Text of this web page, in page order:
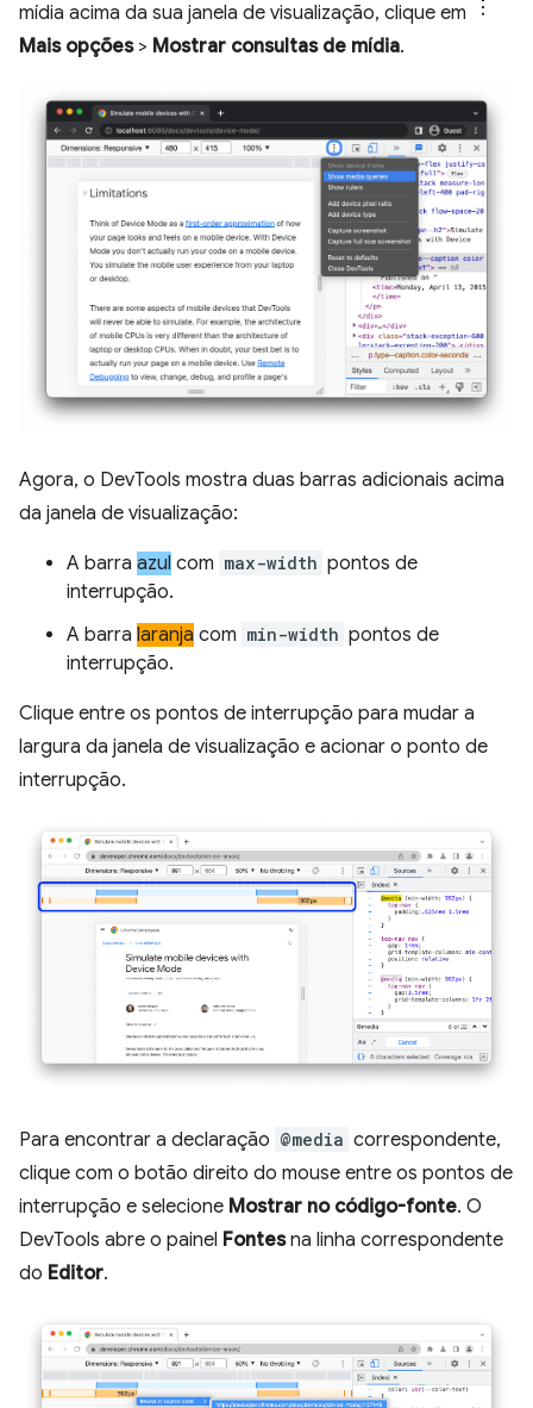
mídia acima da sua janela de visualização, clique em
Mais opções> Mostrar consultas de mídia.
Agora, o DevTools mostra duas barras adicionais acima
da janela de visualização:
A barra azul com max-width pontos de
interrupção.
A barra laranja com min-width pontos de
interrupção.
Clique entre os pontos de interrupção para mudar a
largura da janela de visualização e acionar o ponto de
interrupção.
Para encontrar a declaração @media correspondente,
clique com o botão direito do mouse entre os pontos de
interrupção e selecione Mostrar no código-fonte. O
DevTools abre o painel Fontesna linha correspondente
do Editor.